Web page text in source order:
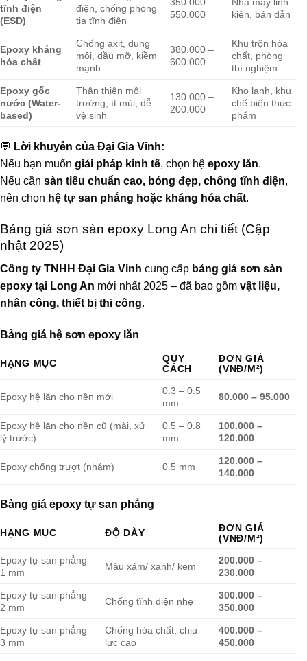
tĩnh điện
(ESD)
điện, chống phóng
tia tĩnh điện
550.000
kiện, bán dẫn
Epoxy kháng
hóa chất
Chống axit, dung
môi, dầu mỡ, kiềm
mạnh
380.000 –
600.000
Khu trộn hóa
chất, phòng
thí nghiệm
Epoxy gốc
nước (Water-
based)
Thân thiện môi
trường, ít mùi, dễ
vệ sinh
130.000 –
200.000
Kho lạnh, khu
chế biến thực
phẩm
💬 Lời khuyên của Đại Gia Vinh:
Nếu bạn muốn giải pháp kinh tế, chọn hệ epoxy lăn.
Nếu cần sàn tiêu chuẩn cao, bóng đẹp, chống tĩnh điện,
nên chọn hệ tự san phẳng hoặc kháng hóa chất.
Bảng giá sơn sàn epoxy Long An chi tiết (Cập
nhật 2025)
Công ty TNHH Đại Gia Vinh cung cấp bảng giá sơn sàn
epoxy tại Long An mới nhất 2025 – đã bao gồm vật liệu,
nhân công, thiết bị thi công.
Bảng giá hệ sơn epoxy lăn
HẠNG MỤC
QUY
CÁCH
ĐƠN GIÁ
(VNĐ/M²)
Epoxy hệ lăn cho nền mới
0.3 – 0.5
mm
80.000 – 95.000
Epoxy hệ lăn cho nền cũ (mài, xử
lý trước)
0.5 – 0.8
mm
100.000 –
120.000
Epoxy chống trượt (nhám) 0.5 mm
120.000 –
140.000
Bảng giá epoxy tự san phẳng
HẠNG MỤC ĐỘ DÀY
ĐƠN GIÁ
(VNĐ/M²)
Epoxy tự san phẳng
1 mm
Màu xám/ xanh/ kem
200.000 –
230.000
Epoxy tự san phẳng
2 mm
Chống tĩnh điện nhẹ
300.000 –
350.000
Epoxy tự san phẳng
3 mm
Chống hóa chất, chịu
lực cao
400.000 –
450.000